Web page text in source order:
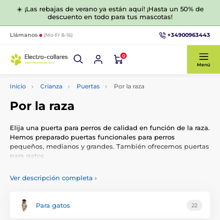
☀️ ¡Las rebajas de verano ya están aquí! ¡Hasta un 50% de
descuento en todo para tus mascotas!
Llámanos (Mo-Fr 8-16) +34900963443
0
Menú
Inicio Crianza Puertas Por la raza
Por la raza
Elija una puerta para perros de calidad en función de la raza.
Hemos preparado puertas funcionales para perros
pequeños, medianos y grandes. También ofrecemos puertas
para gatos.
¿Cómo elegir el tamaño de puerta
adecuado?
Ver descripción completa ›
Para gatos 22